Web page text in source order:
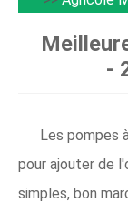
-
Les pompes
pour ajouter de
simples, bon